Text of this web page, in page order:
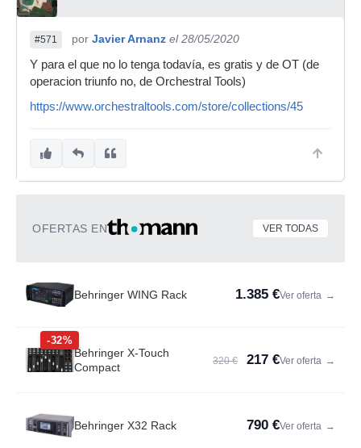
#571 por Javier Arnanz el 28/05/2020
Y para el que no lo tenga todavía, es gratis y de OT (de
operacion triunfo no, de Orchestral Tools)
https://www.orchestraltools.com/store/collections/45
OFERTAS EN VER TODAS
Behringer WING Rack 1.385 €Ver oferta →
-32%
Behringer X-Touch
Compact
320 € 217 €Ver oferta →
Behringer X32 Rack 790 €Ver oferta →